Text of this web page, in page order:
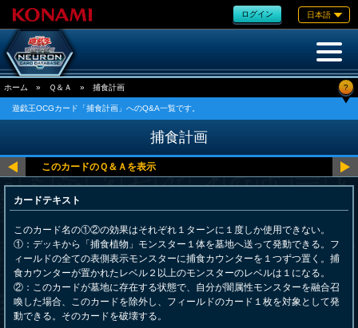
ログイン 日本語
ホーム » Ｑ＆Ａ » 捕食計画 ?
遊戯王OCGカード「捕食計画」へのQ&A一覧です。
捕食計画
カードテキスト
このカード名の①②の効果はそれぞれ１ターンに１度しか使用できない。
①：デッキから「捕食植物」モンスター１体を墓地へ送って発動できる。フ
ィールドの全ての表側表示モンスターに捕食カウンターを１つずつ置く。捕
食カウンターが置かれたレベル２以上のモンスターのレベルは１になる。
②：このカードが墓地に存在する状態で、自分が闇属性モンスターを融合召
喚した場合、このカードを除外し、フィールドのカード１枚を対象として発
動できる。そのカードを破壊する。